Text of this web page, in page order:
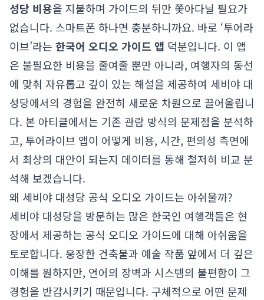
성당 비용을 지불하며 가이드의 뒤만 쫓아다닐 필요가
없습니다. 스마트폰 하나면 충분하니까요. 바로 ‘투어라
이브’라는 한국어 오디오 가이드 앱 덕분입니다. 이 앱
은 불필요한 비용을 줄여줄 뿐만 아니라, 여행자의 동선
에 맞춰 자유롭고 깊이 있는 해설을 제공하여 세비야 대
성당에서의 경험을 완전히 새로운 차원으로 끌어올립니
다. 본 아티클에서는 기존 관람 방식의 문제점을 분석하
고, 투어라이브 앱이 어떻게 비용, 시간, 편의성 측면에
서 최상의 대안이 되는지 데이터를 통해 철저히 비교 분
석해 보겠습니다.
왜 세비야 대성당 공식 오디오 가이드는 아쉬울까?
세비야 대성당을 방문하는 많은 한국인 여행객들은 현
장에서 제공하는 공식 오디오 가이드에 대해 아쉬움을
토로합니다. 웅장한 건축물과 예술 작품 앞에서 더 깊은
이해를 원하지만, 언어의 장벽과 시스템의 불편함이 그
경험을 반감시키기 때문입니다. 구체적으로 어떤 문제